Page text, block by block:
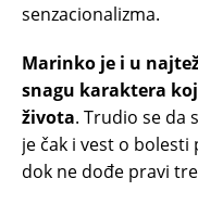
senzacionalizma.
Marinko je i u
snagu karaktera
života. Trudio se da
je čak i vest o bolesti
dok ne dođe pravi